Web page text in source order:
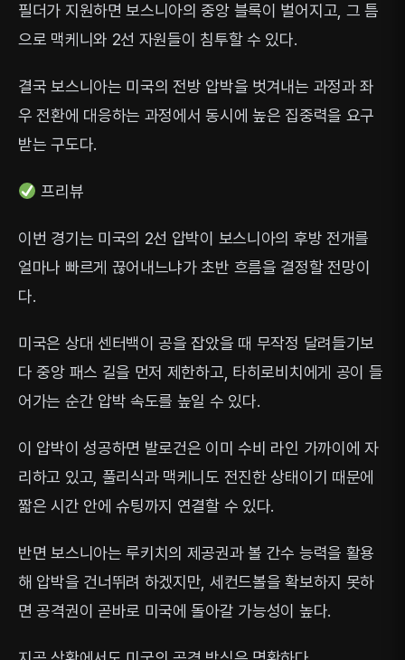
필더가 지원하면 보스니아의 중앙 블록이 벌어지고, 그 틈
으로 맥케니와 2선 자원들이 침투할 수 있다.
결국 보스니아는 미국의 전방 압박을 벗겨내는 과정과 좌
우 전환에 대응하는 과정에서 동시에 높은 집중력을 요구
받는 구도다.
프리뷰
이번 경기는 미국의 2선 압박이 보스니아의 후방 전개를
얼마나 빠르게 끊어내느냐가 초반 흐름을 결정할 전망이
다.
미국은 상대 센터백이 공을 잡았을 때 무작정 달려들기보
다 중앙 패스 길을 먼저 제한하고, 타히로비치에게 공이 들
어가는 순간 압박 속도를 높일 수 있다.
이 압박이 성공하면 발로건은 이미 수비 라인 가까이에 자
리하고 있고, 풀리식과 맥케니도 전진한 상태이기 때문에
짧은 시간 안에 슈팅까지 연결할 수 있다.
반면 보스니아는 루키치의 제공권과 볼 간수 능력을 활용
해 압박을 건너뛰려 하겠지만, 세컨드볼을 확보하지 못하
면 공격권이 곧바로 미국에 돌아갈 가능성이 높다.